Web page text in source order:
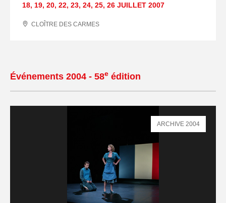
18, 19, 20, 22, 23, 24, 25, 26 JUILLET 2007
CLOÎTRE DES CARMES
Événements 2004 - 58e édition
ARCHIVE 2004